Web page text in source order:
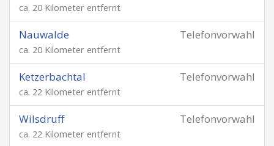
ca. 20 Kilometer entfernt
Telefonvorwahl
Nauwalde
ca. 20 Kilometer entfernt
Telefonvorwahl
Ketzerbachtal
ca. 22 Kilometer entfernt
Telefonvorwahl
Wilsdruff
ca. 22 Kilometer entfernt